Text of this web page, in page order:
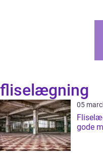
fliselægning
05
gode